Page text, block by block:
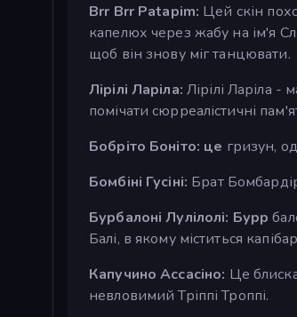
Brr Brr Patapim: Цей скін
капелюх через жабу на ім'я
щоб він знову міг танцювати.
Лірілі Ларіла: Лірілі Ларіла
помічати сюрреалістичні
Бобріто Боніто: це гризун,
Бомбіні Гусіні: Брат
Бурбалоні Лулілолі: Бурр
Балі, в якому міститься
Капучино Ассасіно: Це
невловимий Тріппі Троппі.